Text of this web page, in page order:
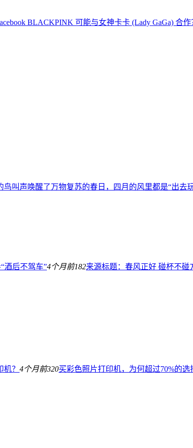
BLACKPINK 可能与女神卡卡 (Lady GaGa) 合
鸟叫声唤醒了万物复苏的春日，四月的风里都是“出去
酒后不驾车”4个月前182来源标题：春风正好 碰杯不碰
？ 4个月前320买彩色照片打印机，为何超过70%的选